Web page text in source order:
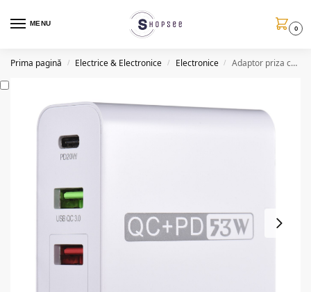
MENU
0
Prima pagină / Electrice & Electronice / Electronice / Adaptor priza cu 4 porturi USB WLX A6, Qualcomm 3.0, 53W